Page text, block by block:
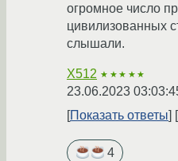
огромное число
цивилизованных
слышали.
X512 ★★★★★
23.06.2023
Показать ответы
4